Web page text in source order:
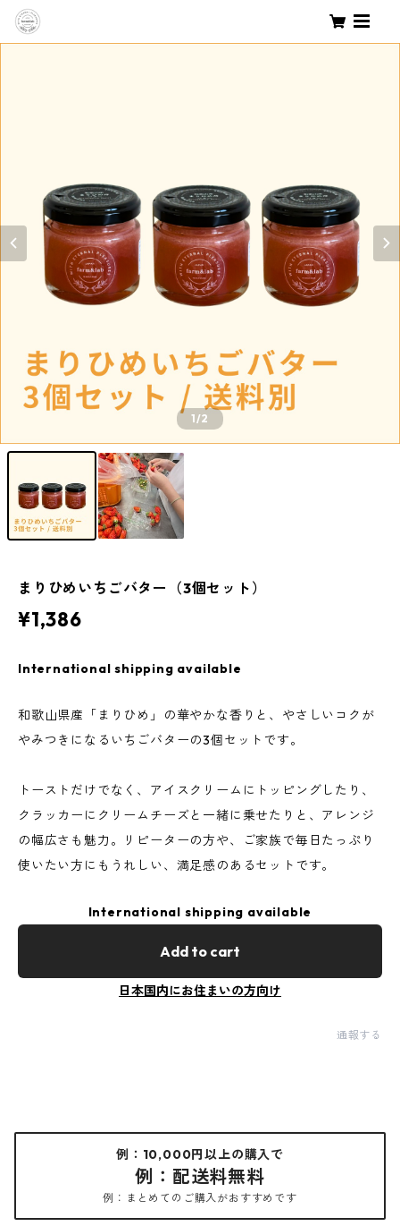
1/2
まりひめいちごバター（3個セット）
¥1,386
International shipping available
和歌山県産「まりひめ」の華やかな香りと、やさしいコクが
やみつきになるいちごバターの3個セットです。
トーストだけでなく、アイスクリームにトッピングしたり、
クラッカーにクリームチーズと一緒に乗せたりと、アレンジ
の幅広さも魅力。リピーターの方や、ご家族で毎日たっぷり
使いたい方にもうれしい、満足感のあるセットです。
International shipping available
Add to cart
日本国内にお住まいの方向け
通報する
例：10,000円以上の購入で
例：配送料無料
例：まとめてのご購入がおすすめです